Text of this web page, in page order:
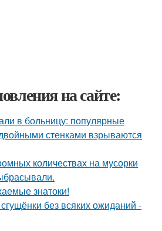
на сайте:
в больницу: популярные
стенками взрываются
количествах на мусорки
знатоки!
без всяких ожиданий -